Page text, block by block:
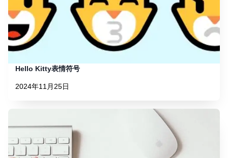
Hello Kitty表情符号
2024年11月25日